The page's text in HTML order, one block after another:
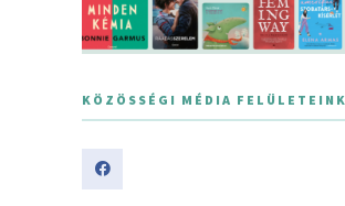
KÖZÖSSÉGI MÉDIA FELÜLETEINK